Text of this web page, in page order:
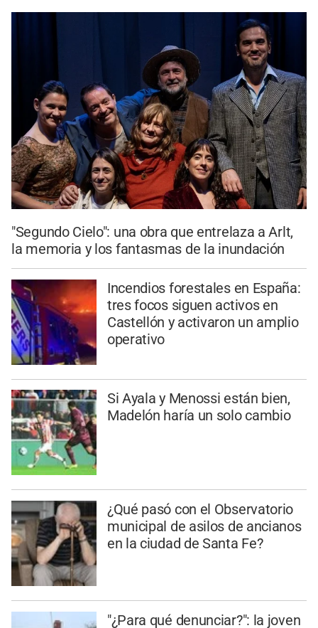
"Segundo Cielo": una obra que entrelaza a Arlt,
la memoria y los fantasmas de la inundación
Incendios forestales en España:
tres focos siguen activos en
Castellón y activaron un amplio
operativo
Si Ayala y Menossi están bien,
Madelón haría un solo cambio
¿Qué pasó con el Observatorio
municipal de asilos de ancianos
en la ciudad de Santa Fe?
"¿Para qué denunciar?": la joven